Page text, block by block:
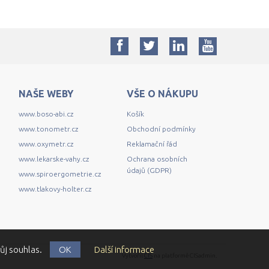
NAŠE WEBY
www.boso-abi.cz
www.tonometr.cz
www.oxymetr.cz
www.lekarske-vahy.cz
www.spiroergometrie.cz
www.tlakovy-holter.cz
VŠE O NÁKUPU
Košík
Obchodní podmínky
Reklamační řád
Ochrana osobních
údajů (GDPR)
souhlas. OK Další informace